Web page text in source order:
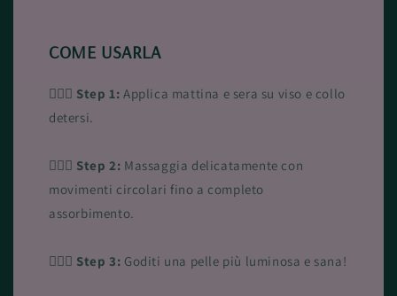
COME USARLA
💆🏻‍♀️ Step 1: Applica mattina e sera su viso e collo
detersi.
💆🏻‍♀️ Step 2: Massaggia delicatamente con
movimenti circolari fino a completo
assorbimento.
💆🏻‍♀️ Step 3: Goditi una pelle più luminosa e sana!